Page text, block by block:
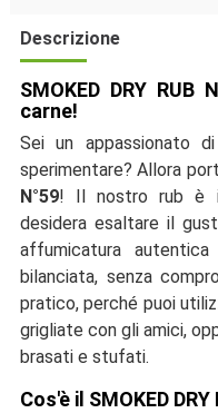
Descrizione
SMOKED DRY
carne!
Sei un appassionato
sperimentare? Allora
N°59! Il nostro rub è
desidera esaltare il
affumicatura
bilanciata, senza
pratico, perché puoi
grigliate con gli amici,
brasati e stufati.
Cos'è il SMOKED DRY